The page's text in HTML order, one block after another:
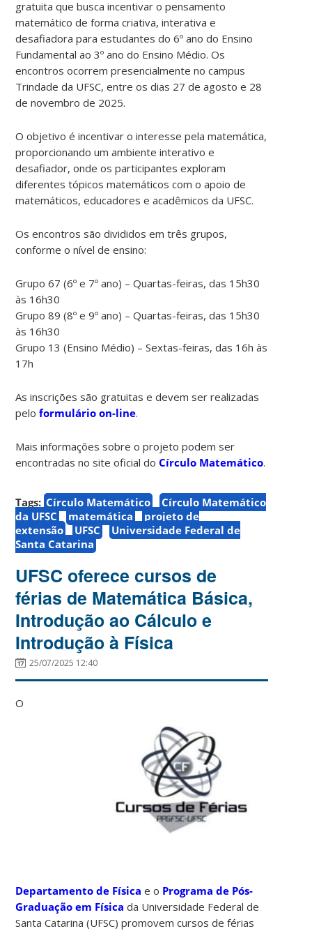
gratuita que busca incentivar o pensamento
matemático de forma criativa, interativa e
desafiadora para estudantes do 6º ano do Ensino
Fundamental ao 3º ano do Ensino Médio. Os
encontros ocorrem presencialmente no campus
Trindade da UFSC, entre os dias 27 de agosto e 28
de novembro de 2025.
O objetivo é incentivar o interesse pela matemática,
proporcionando um ambiente interativo e
desafiador, onde os participantes exploram
diferentes tópicos matemáticos com o apoio de
matemáticos, educadores e acadêmicos da UFSC.
Os encontros são divididos em três grupos,
conforme o nível de ensino:
Grupo 67 (6º e 7º ano) – Quartas-feiras, das 15h30
às 16h30
Grupo 89 (8º e 9º ano) – Quartas-feiras, das 15h30
às 16h30
Grupo 13 (Ensino Médio) – Sextas-feiras, das 16h às
17h
As inscrições são gratuitas e devem ser realizadas
peloformulário on-line.
Mais informações sobre o projeto podem ser
encontradas no site oficial doCírculo Matemático.
Tags: Círculo Matemático
Círculo Matemático
da UFSC
matemática
projeto de
extensão
UFSC
Universidade Federal de
Santa Catarina
UFSC oferece cursos de
férias de Matemática Básica,
Introdução ao Cálculo e
Introdução à Física
25/07/2025 12:40
O
Departamento de Física e o Programa de Pós-
Graduação em Física da Universidade Federal de
Santa Catarina (UFSC) promovem cursos de férias